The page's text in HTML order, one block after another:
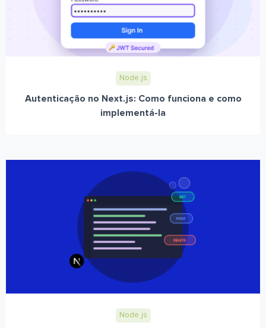
Node.js
Autenticação no Next.js: Como funciona e como
implementá-la
Node.js